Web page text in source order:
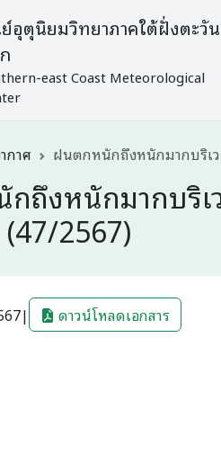
อุตุนิยมวิทยาภาคใต้ฝั่งตะวัน
east Coast Meteorological
กาศ ฝนตกหนักถึงหนักมากบริเ
ถึงหนักมากบริเ
2567)
| ดาวน์โหลดเอกสาร